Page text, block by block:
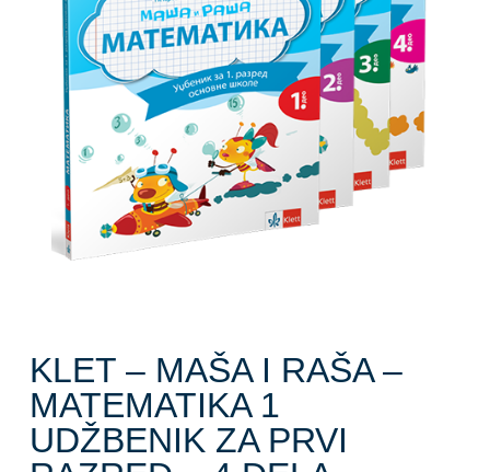
KLET – MAŠA I RAŠA –
MATEMATIKA 1
UDŽBENIK ZA PRVI